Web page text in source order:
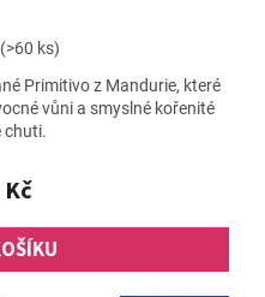
(>60 ks)
Primitivo z Mandurie, které
vůni a smyslné kořenité
chuti.